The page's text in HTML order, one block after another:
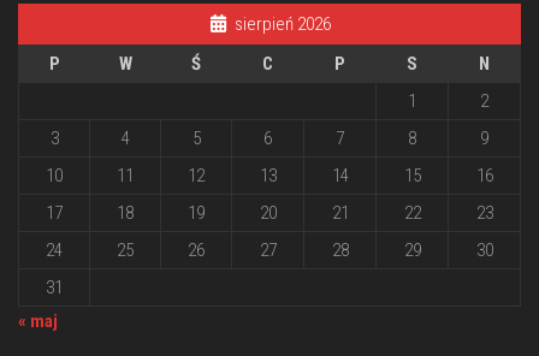
sierpień 2026
P
W Ś C P S
N
1
2
3
4 5 6 7 8
9
10
11 12 13 14 15
16
17
18 19 20 21 22
23
24
25 26 27 28 29
30
31
« maj